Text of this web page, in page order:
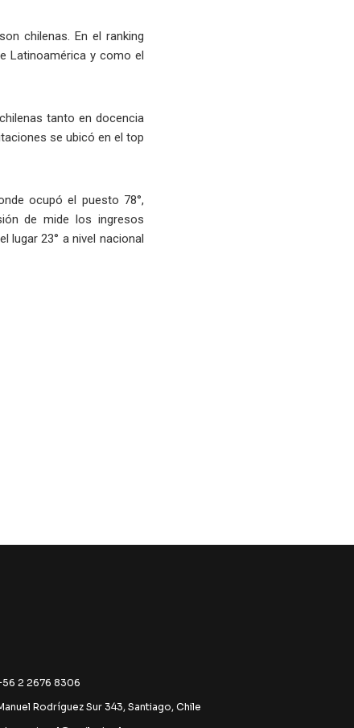
chilenas. En el ranking
Latinoamérica y como el
tanto en docencia
se ubicó en el top
ocupó el puesto 78°,
de mide los ingresos
lugar 23° a nivel nacional
2 2676 8306
Rodríguez Sur 343, Santiago, Chile